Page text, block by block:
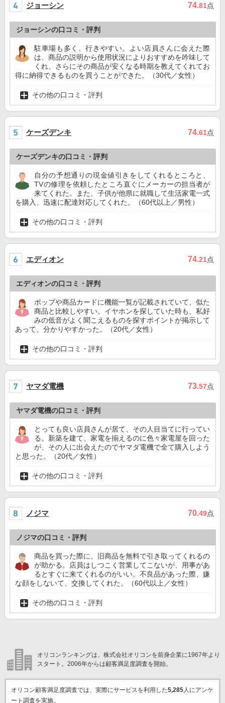
ジョーシン 74.81点
ジョーシンの口コミ・評判
駐車場も多く、行きやすい。よい店員さんに会えた際
は、商品の説明から使用状況によりおすすめを吟味して
くれ、さらにその商品が安くなる時期を教えてくれてお
得に納得できるものを買うことができた。（30代／女性）
その他の口コミ・評判
ケーズデンキ 74.61点
ケーズデンキの口コミ・評判
自分の予想通りの現金値引きをしてくれるところと、
TVの修理を依頼したところ直ぐにメーカーの担当者が
来てくれた。また、子供が他県に就職して生活家電一式
を購入、迅速に配達対応してくれた。（60代以上／男性）
その他の口コミ・評判
エディオン 74.21点
エディオンの口コミ・評判
ポップや商品カードに機能一覧が記載されていて、似た
商品と比較しやすい。イヤホンを探していた時も、私好
みの低音がよく聞こえるものを探すポイントが掲示して
あって、分かりやすかった。（20代／女性）
その他の口コミ・評判
ヤマダ電機 73.57点
ヤマダ電機の口コミ・評判
とっても良い店員さんが居て、その人目当てに行ってい
る。新築を建て、家電を揃えるのに色々家電屋を回った
が、その人に出会えたのでヤマダ電機で全て購入しよう
と思った。（20代／女性）
その他の口コミ・評判
ノジマ 70.49点
ノジマの口コミ・評判
商品を買った際に、旧商品を無料で引き取ってくれるの
が助かる。店員はしつこく営業してこないが、用事があ
るとすぐに来てくれるのがいい。不良品があった際、嫌
な顔をしないて、交換してくれた。（60代以上／女性）
その他の口コミ・評判
オリコンランキングは、株式会社オリコンを前身企業に1967年より
スタート。2006年からは顧客満足度調査を開始。
オリコン顧客満足度調査では、実際にサービスを利用した5,285人にアンケ
ート調査を実施。